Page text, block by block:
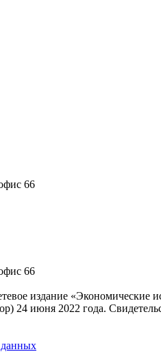
66
66
издание «Экономические
24 июня 2022 года.
данных